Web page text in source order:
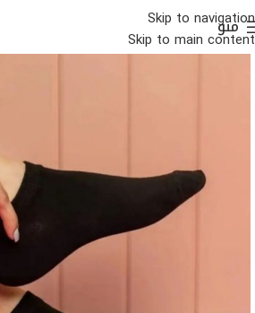
Skip to navigation
Skip to main content
منو